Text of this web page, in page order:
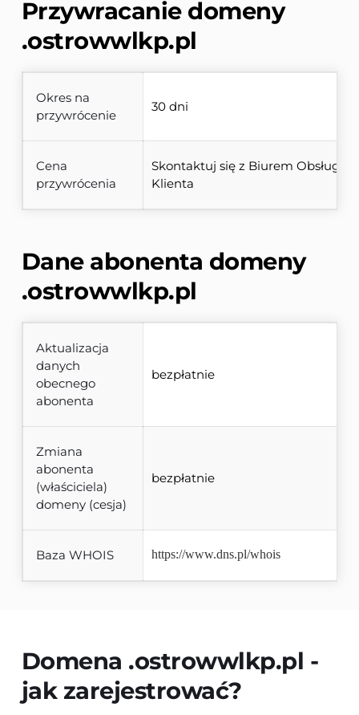
Przywracanie domeny
.ostrowwlkp.pl
Okres na
przywrócenie
30 dni
Cena
przywrócenia
Skontaktuj się z Biurem Obsługi
Klienta
Dane abonenta domeny
.ostrowwlkp.pl
Aktualizacja
danych
obecnego
abonenta
bezpłatnie
Zmiana
abonenta
(właściciela)
domeny (cesja)
bezpłatnie
Baza WHOIS https://www.dns.pl/whois
Domena .ostrowwlkp.pl -
jak zarejestrować?